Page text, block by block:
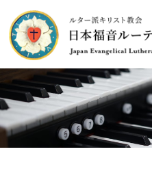
content